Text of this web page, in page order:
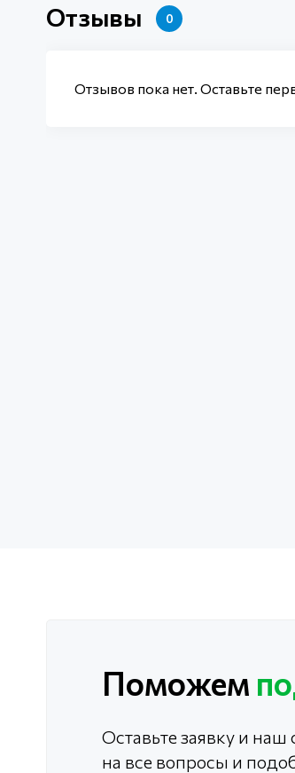
Отзывы 0
Отзывов пока нет. Оставьте
Поможем
Оставьте заявку и наш
на все вопросы и